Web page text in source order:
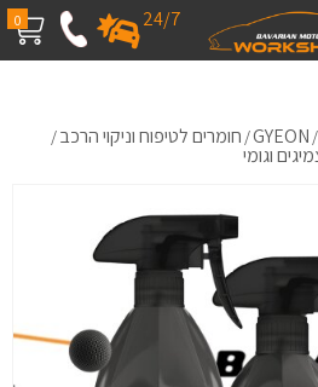
0 24/7
/
GYEON
/ חומרים לטיפוח וניקוי הרכב/